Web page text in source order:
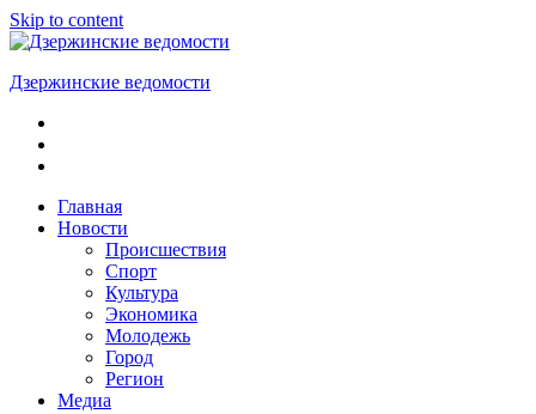
Skip to content
Дзержинские ведомости
ОБЩЕСТВЕННО-
ПОЛИТИЧЕСКАЯ
ГАЗЕТАГлавная
Новости
Происшествия
Спорт
Культура
Экономика
Молодежь
Город
Регион
Медиа